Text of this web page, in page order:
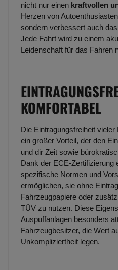
nicht nur einen kraftvollen
Herzen von
sondern verbessert auch
Jede Fahrt wird zu einem
Leidenschaft für das Fahren
KOMFORTABEL
Die Eintragungsfreiheit
ein großer Vorteil, der den
und dir Zeit sowie
Dank der ECE-Zertifizierung
spezifische Normen und
ermöglichen, sie ohne
Fahrzeugpapiere oder
TÜV zu nutzen. Diese
Auspuffanlagen besonders
Fahrzeugbesitzer, die Wert
Unkompliziertheit legen.